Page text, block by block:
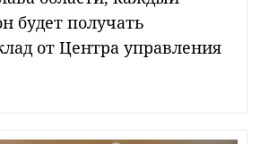
будет получать
от Центра управления